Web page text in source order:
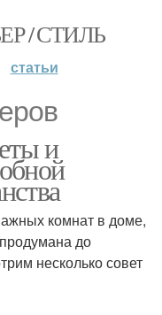
/ СТИЛЬ
статьи
и
комнат в доме,
до
несколько совет